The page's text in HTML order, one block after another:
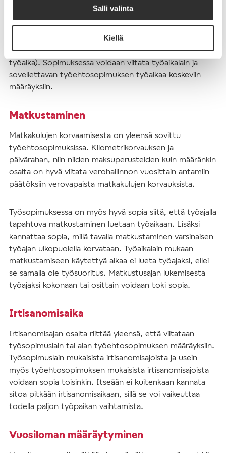
Salli valinta
Kiellä
Työaika
Työsopimuksessa sovitaan säännöllisestä työajasta ja
työajan järjestämisestä (esim. onko käytössä liukuva
työaika). Sopimuksessa voidaan viitata työaikalain ja
sovellettavan työehtosopimuksen työaikaa koskeviin
määräyksiin.
Matkustaminen
Matkakulujen korvaamisesta on yleensä sovittu
työehtosopimuksissa. Kilometrikorvauksen ja
päivärahan, niin niiden maksuperusteiden kuin määränkin
osalta on hyvä viitata verohallinnon vuosittain antamiin
päätöksiin verovapaista matkakulujen korvauksista.
Työsopimuksessa on myös hyvä sopia siitä, että työajalla
tapahtuva matkustaminen luetaan työaikaan. Lisäksi
kannattaa sopia, millä tavalla matkustaminen varsinaisen
työajan ulkopuolella korvataan. Työaikalain mukaan
matkustamiseen käytettyä aikaa ei lueta työajaksi, ellei
se samalla ole työsuoritus. Matkustusajan lukemisesta
työajaksi kokonaan tai osittain voidaan toki sopia.
Irtisanomisaika
Irtisanomisajan osalta riittää yleensä, että viitataan
työsopimuslain tai alan työehtosopimuksen määräyksiin.
Työsopimuslain mukaisista irtisanomisajoista ja usein
myös työehtosopimuksen mukaisista irtisanomisajoista
voidaan sopia toisinkin. Itseään ei kuitenkaan kannata
sitoa pitkään irtisanomisaikaan, sillä se voi vaikeuttaa
todella paljon työpaikan vaihtamista.
Vuosiloman määräytyminen